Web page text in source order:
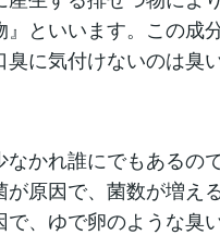
といいます。この成
に気付けないのは臭
かれ誰にでもあるの
が原因で、菌数が増
、ゆで卵のような臭